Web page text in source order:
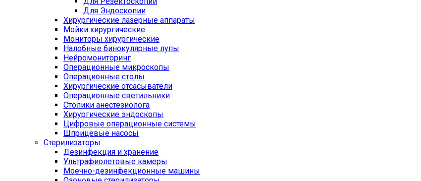
Для Эндоскопии
Хирургические лазерные аппараты
Мойки хирургические
Мониторы хирургические
Налобные бинокулярные лупы
Нейромониторинг
Операционные микроскопы
Операционные столы
Хирургические отсасыватели
Операционные светильники
Столики анестезиолога
Хирургические эндоскопы
Цифровые операционные системы
Шприцевые насосы
Стерилизаторы
Дезинфекция и хранение
Ультрафиолетовые камеры
Моечно-дезинфекционные машины